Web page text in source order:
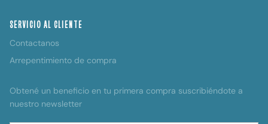
SERVICIO AL CLIENTE
Contactanos
Arrepentimiento de compra
Obtené un beneficio en tu primera compra suscribiéndote a
nuestro newsletter